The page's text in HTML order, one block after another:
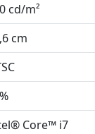
cd/m²
cm
Core™ i7